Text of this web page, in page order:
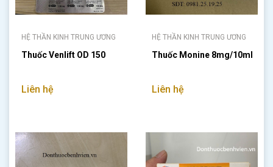
HỆ THẦN KINH TRUNG ƯƠNG
Thuốc Venlift OD 150
Liên hệ
HỆ THẦN KINH TRUNG ƯƠNG
Thuốc Monine 8mg/10ml
Liên hệ